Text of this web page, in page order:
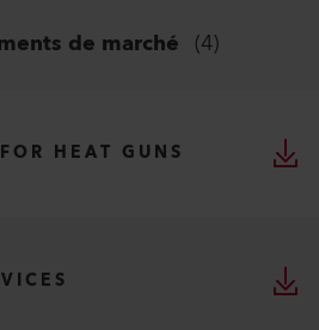
de marché (4)
HEAT GUNS